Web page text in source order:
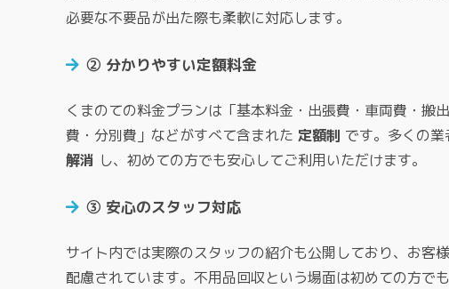
必要な不要品が出た際も柔軟に対応します。
② 分かりやすい定額料金
くまのての料金プランは「基本料金・出張費・車両費・搬
費・分別費」などがすべて含まれた 定額制 です。多くの
解消 し、初めての方でも安心してご利用いただけます。
③ 安心のスタッフ対応
サイト内では実際のスタッフの紹介も公開しており、お客
配慮されています。不用品回収という場面は初めての方で